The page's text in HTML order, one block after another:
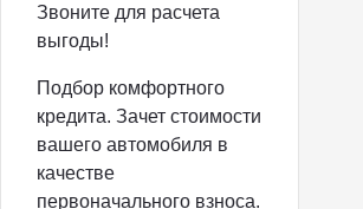
Звоните для расчета
выгоды!
Подбор комфортного
кредита. Зачет стоимости
вашего автомобиля в
качестве
первоначального взноса.